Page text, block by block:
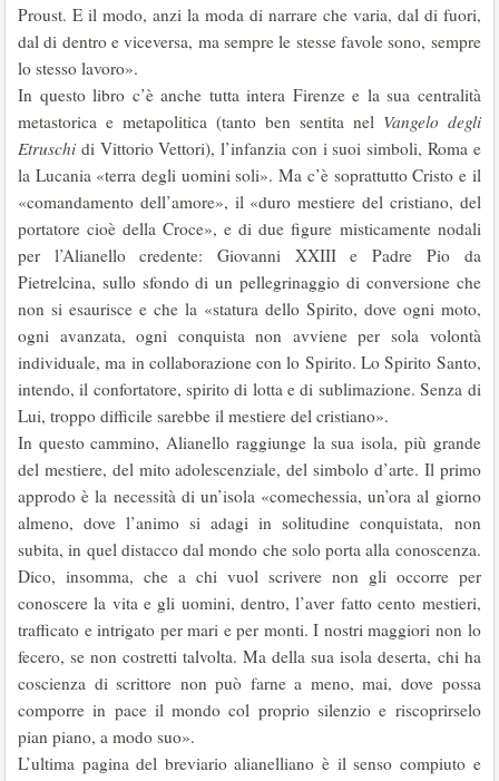
Proust. E il modo, anzi la moda di narrare che varia, dal di fuori,
dal di dentro e viceversa, ma sempre le stesse favole sono, sempre
lo stesso lavoro».
In questo libro c’è anche tutta intera Firenze e la sua centralità
metasto­rica e metapolitica (tanto ben sentita nel Vangelo degli
Etruschi di Vittorio Vettori), l’infanzia con i suoi simboli, Roma e
la Lucania «terra degli uo­mini soli». Ma c’è soprattutto Cristo e il
«comandamento dell’amore», il «duro mestiere del cristiano, del
portatore cioè della Croce», e di due fi­gure misticamente nodali
per l’Alianello credente: Giovanni XXIII e Padre Pio da
Pietrelcina, sullo sfondo di un pellegrinaggio di conversione che
non si esaurisce e che la «statura dello Spirito, dove ogni moto,
ogni avanzata, ogni conquista non avviene per sola volontà
individuale, ma in collabora­zione con lo Spirito. Lo Spirito Santo,
intendo, il confortatore, spirito di lotta e di sublimazione. Senza di
Lui, troppo difficile sarebbe il mestiere del cristiano».
In questo cammino, Alianello raggiunge la sua isola, più grande
del me­stiere, del mito adolescenziale, del simbolo d’arte. Il primo
approdo è la ne­cessità di un’isola «comechessia, un’ora al giorno
almeno, dove l’animo si adagi in solitudine conquistata, non
subita, in quel distacco dal mondo che solo porta alla conoscenza.
Dico, insomma, che a chi vuol scrivere non gli occorre per
conoscere la vita e gli uomini, dentro, l’aver fatto cento mestieri,
trafficato e intrigato per mari e per monti. I nostri maggiori non lo
fecero, se non costretti talvolta. Ma della sua isola deserta, chi ha
coscienza di scrit­tore non può farne a meno, mai, dove possa
comporre in pace il mondo col proprio silenzio e riscoprirselo
pian piano, a modo suo».
L’ultima pagina del breviario alianelliano è il senso compiuto e